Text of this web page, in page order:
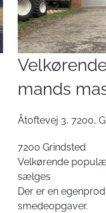
mands
Åtoftevej 3, 7200,
7200 Grindsted
Velkørende
sælges
Der er en
smedeopgaver.